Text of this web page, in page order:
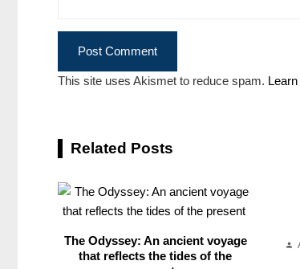
This site uses Akismet to reduce spam.
Related Posts
The Odyssey: An ancient voyage
that reflects the tides of the